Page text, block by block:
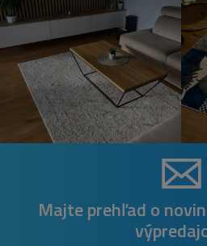
Majte prehľad o